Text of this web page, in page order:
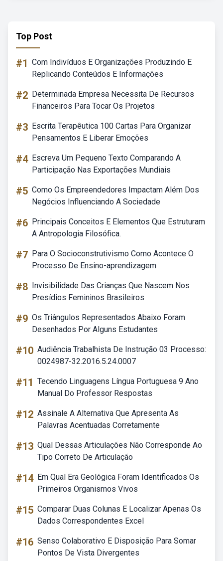
Top Post
#1 Com Indivíduos E Organizações Produzindo E
Replicando Conteúdos E Informações
#2 Determinada Empresa Necessita De Recursos
Financeiros Para Tocar Os Projetos
#3 Escrita Terapêutica 100 Cartas Para Organizar
Pensamentos E Liberar Emoções
#4 Escreva Um Pequeno Texto Comparando A
Participação Nas Exportações Mundiais
#5 Como Os Empreendedores Impactam Além Dos
Negócios Influenciando A Sociedade
#6 Principais Conceitos E Elementos Que Estruturam
A Antropologia Filosófica.
#7 Para O Socioconstrutivismo Como Acontece O
Processo De Ensino-aprendizagem
#8 Invisibilidade Das Crianças Que Nascem Nos
Presídios Femininos Brasileiros
#9 Os Triângulos Representados Abaixo Foram
Desenhados Por Alguns Estudantes
#10 Audiência Trabalhista De Instrução 03 Processo:
0024987-32.2016.5.24.0007
#11 Tecendo Linguagens Língua Portuguesa 9 Ano
Manual Do Professor Respostas
#12 Assinale A Alternativa Que Apresenta As
Palavras Acentuadas Corretamente
#13 Qual Dessas Articulações Não Corresponde Ao
Tipo Correto De Articulação
#14 Em Qual Era Geológica Foram Identificados Os
Primeiros Organismos Vivos
#15 Comparar Duas Colunas E Localizar Apenas Os
Dados Correspondentes Excel
#16 Senso Colaborativo E Disposição Para Somar
Pontos De Vista Divergentes